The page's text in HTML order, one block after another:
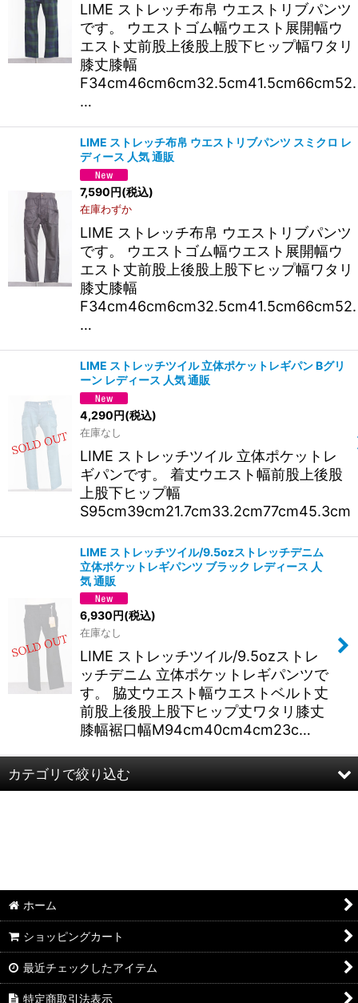
LIME ストレッチ布帛 ウエストリブパンツ
です。 ウエストゴム幅ウエスト展開幅ウ
エスト丈前股上後股上股下ヒップ幅ワタリ
膝丈膝幅
F34cm46cm6cm32.5cm41.5cm66cm52.
…
LIME ストレッチ布帛 ウエストリブパンツ スミクロ レ
ディース 人気 通販
7,590円(税込)
在庫わずか
LIME ストレッチ布帛 ウエストリブパンツ
です。 ウエストゴム幅ウエスト展開幅ウ
エスト丈前股上後股上股下ヒップ幅ワタリ
膝丈膝幅
F34cm46cm6cm32.5cm41.5cm66cm52.
…
LIME ストレッチツイル 立体ポケットレギパン Bグリ
ーン レディース 人気 通販
4,290円(税込)
在庫なし
LIME ストレッチツイル 立体ポケットレ
ギパンです。 着丈ウエスト幅前股上後股
上股下ヒップ幅
S95cm39cm21.7cm33.2cm77cm45.3cm
LIME ストレッチツイル/9.5ozストレッチデニム
立体ポケットレギパンツ ブラック レディース 人
気 通販
6,930円(税込)
在庫なし
LIME ストレッチツイル/9.5ozストレ
ッチデニム 立体ポケットレギパンツで
す。 脇丈ウエスト幅ウエストベルト丈
前股上後股上股下ヒップ丈ワタリ膝丈
膝幅裾口幅M94cm40cm4cm23c…
カテゴリで絞り込む
長袖
パンツ・スカート
ホーム
ショッピングカート
最近チェックしたアイテム
特定商取引法表示